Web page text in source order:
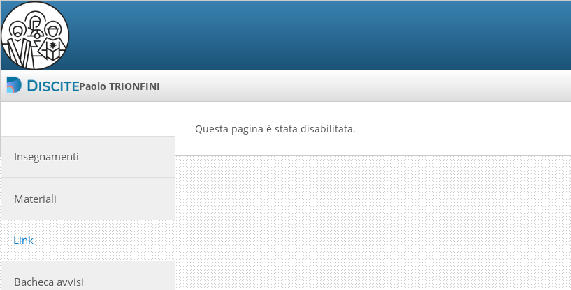
Paolo TRIONFINI
Insegnamenti
Materiali
Link
Bacheca avvisi
Questa pagina è stata disabilitata.